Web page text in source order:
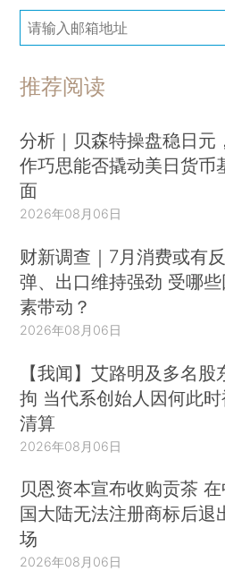
推荐阅读
分析｜贝森特操盘稳日元
作巧思能否撬动美日货币
面
2026年08月06日
财新调查｜7月消费或有反
弹、出口维持强劲 受哪些
素带动？
2026年08月06日
【我闻】艾路明及多名股
拘 当代系创始人因何此时
清算
2026年08月06日
贝恩资本宣布收购贡茶 在
国大陆无法注册商标后退
场
2026年08月06日